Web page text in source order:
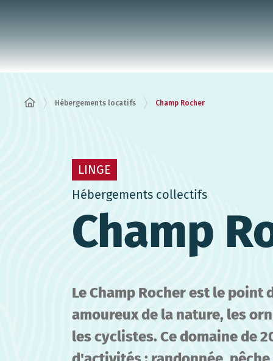
Hébergements locatifs Champ Rocher
LINGE
Hébergements collectifs
Champ
Le Champ Rocher est le
amoureux de la nature, les
les cyclistes. Ce domaine de